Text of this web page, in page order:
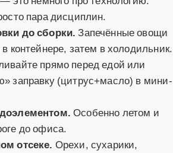
пара дисциплин.
до сборки. Запечённые овощи
контейнере, затем в холодильник.
прямо перед едой или
заправку (цитрус+масло) в мини-
Особенно летом и
до офиса.
отсеке. Орехи, сухарики,